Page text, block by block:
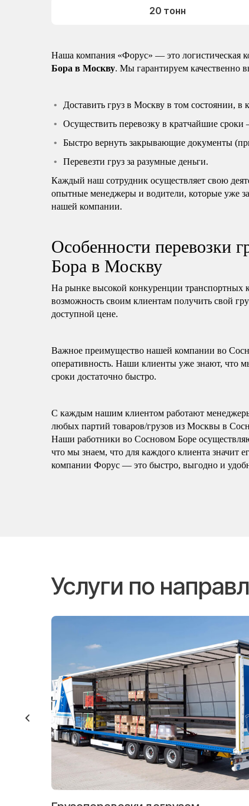
20 тонн
Наша компания «Форус» — это логистическая
Бора в Москву. Мы гарантируем качественно
Доставить груз в Москву в том состоянии,
Осуществить перевозку в кратчайшие сроки
Быстро вернуть закрывающие документы
Перевезти груз за разумные деньги.
Каждый наш сотрудник осуществляет свою
опытные менеджеры и водители, которые уже
нашей компании.
Особенности перевозки
Бора в Москву
На рынке высокой конкуренции транспортных
возможность своим клиентам получить свой
доступной цене.
Важное преимущество нашей компании во
оперативность. Наши клиенты уже знают, что
сроки достаточно быстро.
С каждым нашим клиентом работают
любых партий товаров/грузов из Москвы в
Наши работники во Сосновом Боре
что мы знаем, что для каждого клиента
компании Форус — это быстро, выгодно и
Услуги по